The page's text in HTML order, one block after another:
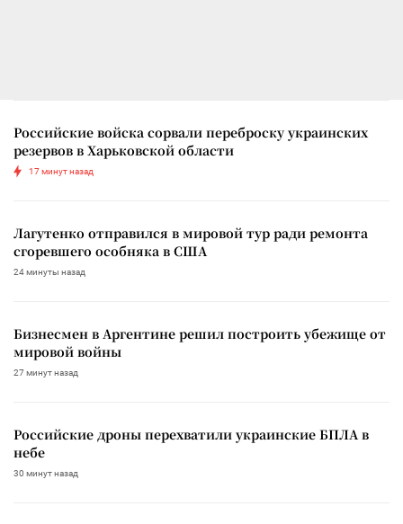
Российские войска сорвали переброску украинских
резервов в Харьковской области
17 минут назад
Лагутенко отправился в мировой тур ради ремонта
сгоревшего особняка в США
24 минуты назад
Бизнесмен в Аргентине решил построить убежище от
мировой войны
27 минут назад
Российские дроны перехватили украинские БПЛА в
небе
30 минут назад